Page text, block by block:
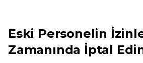
Eski Personelin
Zamanında İptal